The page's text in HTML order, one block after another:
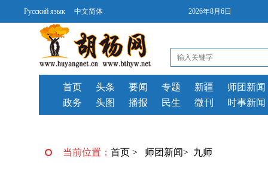
Русский язык 中文简体 2026年8月6日
首页 头条
要闻
政务
头图 播报
专题 新疆
师团新闻
民生
微刊 时事新闻
当前位置： 首页 > 师团新闻> 九师